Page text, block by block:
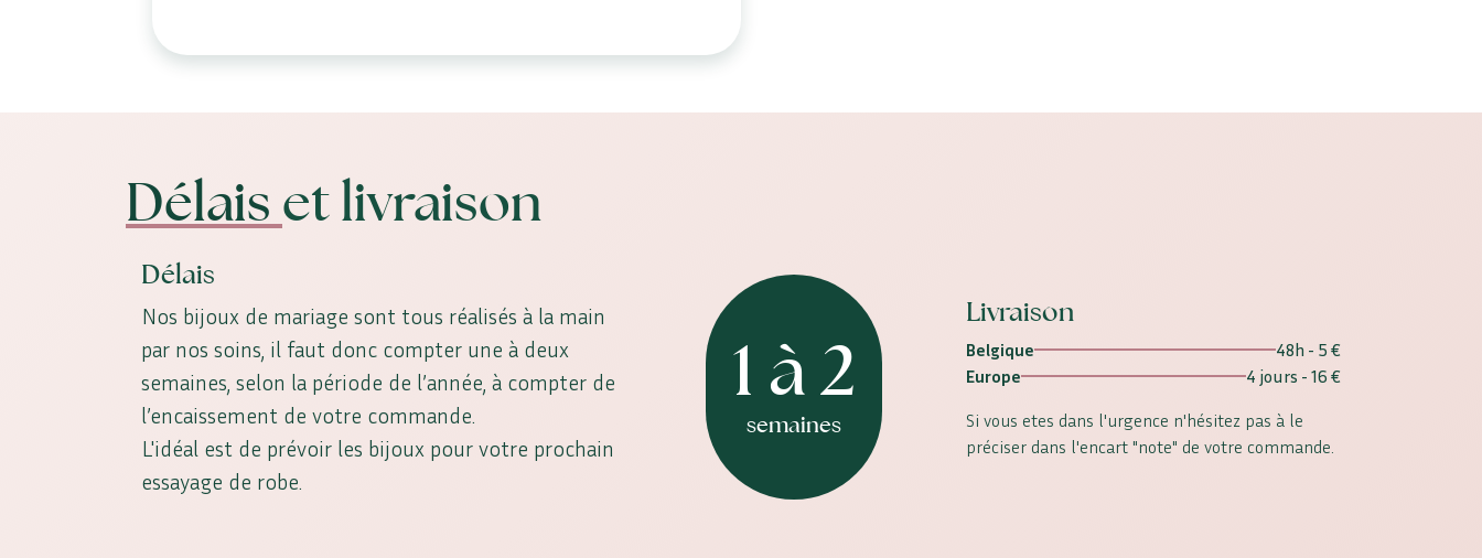
Délais et livraison
Délais
Nos bijoux de mariage sont tous réalisés à la main
par nos soins, il faut donc compter une à deux
semaines, selon la période de l’année, à compter de
l’encaissement de votre commande.
L'idéal est de prévoir les bijoux pour votre prochain
essayage de robe.
1 à 2
semaines
Livraison
Belgique
48h - 5 €
Europe
4 jours - 16 €
Si vous etes dans l'urgence n'hésitez pas à le
préciser dans l'encart "note" de votre commande.